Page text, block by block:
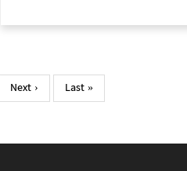
Next
page
Next ›
Last
page
Last »